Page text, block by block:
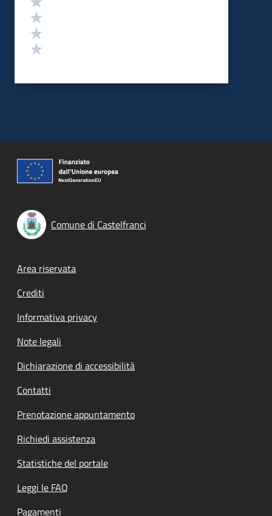
Comune di Castelfranci
Footer menu
Area riservata
Crediti
Informativa privacy
Note legali
Dichiarazione di accessibilità
Contatti
Prenotazione appuntamento
Richiedi assistenza
Statistiche del portale
Leggi le FAQ
Pagamenti